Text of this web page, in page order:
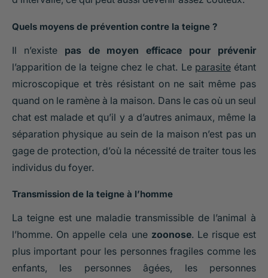
Quels moyens de prévention contre la teigne ?
Il n’existe pas de moyen efficace pour prévenir
l’apparition de la teigne chez le chat. Le parasiteétant
microscopique et très résistant on ne sait même pas
quand on le ramène à la maison. Dans le cas où un seul
chat est malade et qu’il y a d’autres animaux, même la
séparation physique au sein de la maison n’est pas un
gage de protection, d’où la nécessité de traiter tous les
individus du foyer.
Transmission de la teigne à l’homme
La teigne est une maladie transmissible de l’animal à
l’homme. On appelle cela une zoonose. Le risque est
plus important pour les personnes fragiles comme les
enfants, les personnes âgées, les personnes